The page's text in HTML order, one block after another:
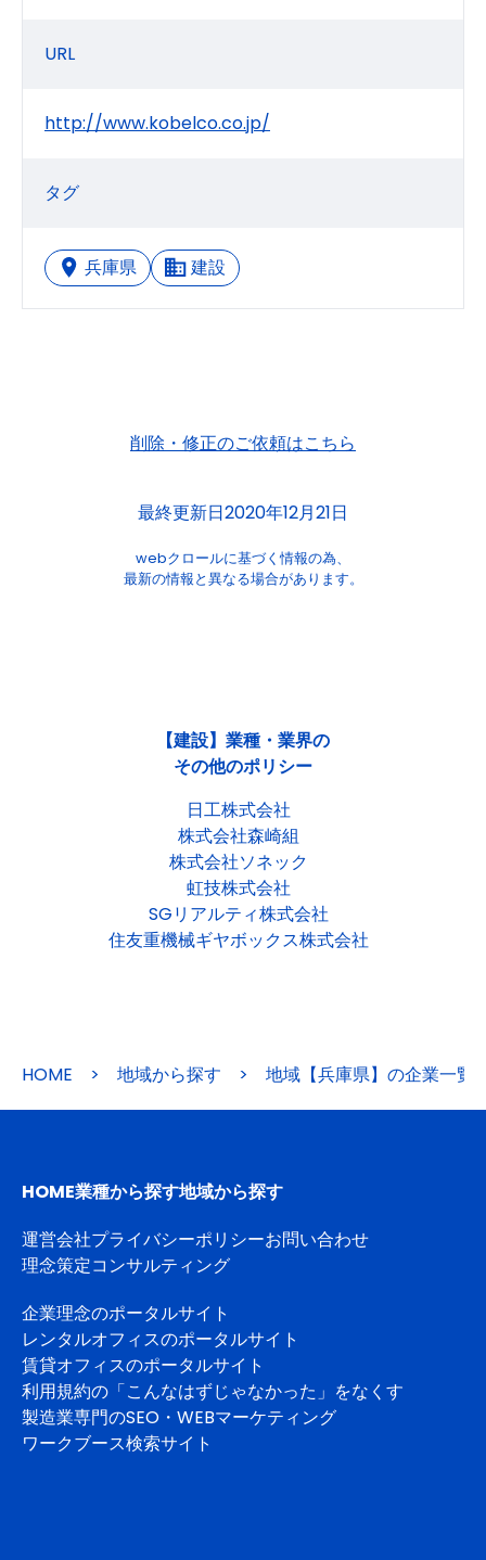
URL
http://www.kobelco.co.jp/
タグ
兵庫県 建設
削除・修正のご依頼はこちら
最終更新日2020年12月21日
webクロールに基づく情報の為、
最新の情報と異なる場合があります。
【建設】業種・業界の
その他のポリシー
日工株式会社
株式会社森崎組
株式会社ソネック
虹技株式会社
SGリアルティ株式会社
住友重機械ギヤボックス株式会社
HOME > 地域から探す > 地域【兵庫県】の企業一覧
HOME業種から探す地域から探す
運営会社プライバシーポリシーお問い合わせ
理念策定コンサルティング
企業理念のポータルサイト
レンタルオフィスのポータルサイト
賃貸オフィスのポータルサイト
利用規約の「こんなはずじゃなかった」をなくす
製造業専門のSEO・WEBマーケティング
ワークブース検索サイト